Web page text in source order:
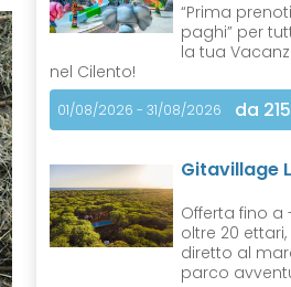
“Prima
paghi” per
la tua
nel Cilento!
01/08/2026 - 31/08/2026 da
Gitavillage
Offerta fino a
oltre 20
diretto al
parco